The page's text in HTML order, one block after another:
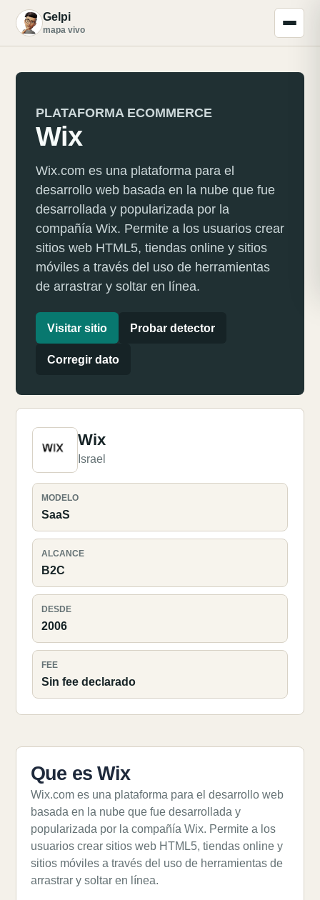
G Gelpi
mapa vivo
PLATAFORMA ECOMMERCE
Wix
Wix.com es una plataforma para el
desarrollo web basada en la nube que fue
desarrollada y popularizada por la
compañía Wix. Permite a los usuarios crear
sitios web HTML5, tiendas online y sitios
móviles a través del uso de herramientas
de arrastrar y soltar en línea.
Visitar sitio Probar detector
Corregir dato
Wix
Israel
MODELO
SaaS
ALCANCE
B2C
DESDE
2006
FEE
Sin fee declarado
Que es Wix
Wix.com es una plataforma para el desarrollo web
basada en la nube que fue desarrollada y
popularizada por la compañía Wix. Permite a los
usuarios crear sitios web HTML5, tiendas online y
sitios móviles a través del uso de herramientas de
arrastrar y soltar en línea.